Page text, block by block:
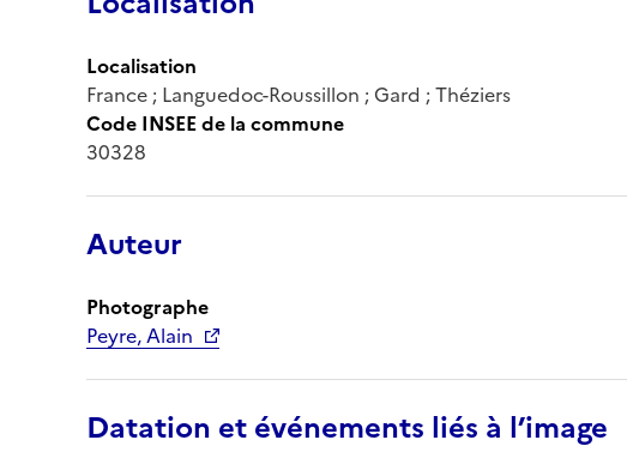
Localisation
France ; Languedoc-Roussillon ; Gard ; Théziers
Code INSEE de la commune
30328
Auteur
Photographe
Peyre, Alain
Datation et événements liés à l’image